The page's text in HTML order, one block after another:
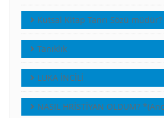
Kutsal Kitap Tanrı Sözü müdür?
Tanıklık
LUKA İNCİLİ
NASIL HRİSTİYAN OLDUM?